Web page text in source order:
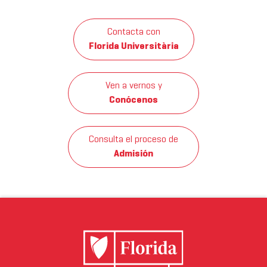
Contacta con
Florida Universitària
Ven a vernos y
Conócenos
Consulta el proceso de
Admisión